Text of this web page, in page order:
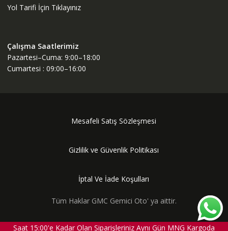
Yol Tarifi İçin Tıklayınız
Çalışma Saatlerimiz
Pazartesi–Cuma: 9:00–18:00
Cumartesi : 09:00–16:00
Mesafeli Satış Sözleşmesi
Gizlilik ve Güvenlik Politikası
İptal Ve İade Koşulları
Tüm Haklar GMC Gemici Oto' ya aittir.
Saat 15:00'e Kadar Olan Siparişleriniz Aynı Gün MNG Kargoda